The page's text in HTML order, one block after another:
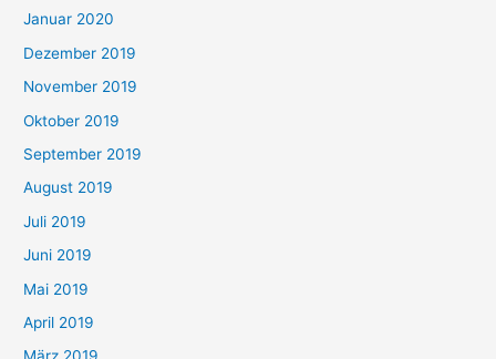
Januar 2020
Dezember 2019
November 2019
Oktober 2019
September 2019
August 2019
Juli 2019
Juni 2019
Mai 2019
April 2019